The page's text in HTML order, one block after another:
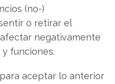
(no-)
o retirar el
negativamente
funciones.
aceptar lo anterior